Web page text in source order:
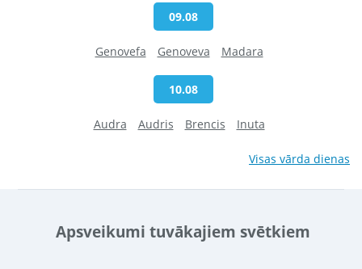
09.08
Genovefa Genoveva Madara
10.08
Audra Audris Brencis Inuta
Visas vārda dienas
Apsveikumi tuvākajiem svētkiem